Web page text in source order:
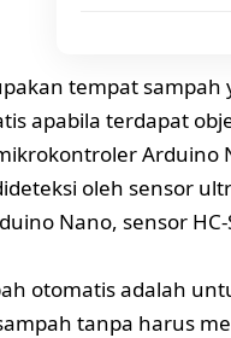
tempat
apabila terdapat
Arduino
oleh sensor
Nano, sensor
otomatis adalah
tanpa harus